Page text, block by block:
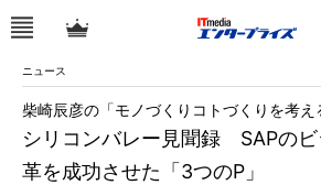
ニュース
シリコンバレー見聞録 SAPの
革を成功させた「3つのP」
柴崎辰彦の「モノづくりコトづくりを考え